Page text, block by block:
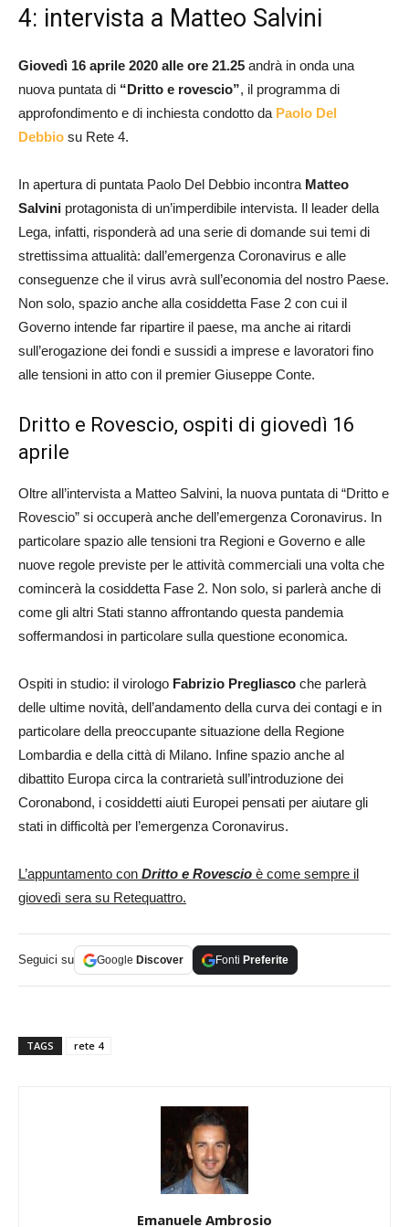
4: intervista a Matteo Salvini
Giovedì 16 aprile 2020 alle ore 21.25 andrà in onda una
nuova puntata di “Dritto e rovescio”, il programma di
approfondimento e di inchiesta condotto da Paolo Del
Debbio su Rete 4.
In apertura di puntata Paolo Del Debbio incontra Matteo
Salvini protagonista di un’imperdibile intervista. Il leader della
Lega, infatti, risponderà ad una serie di domande sui temi di
strettissima attualità: dall’emergenza Coronavirus e alle
conseguenze che il virus avrà sull’economia del nostro Paese.
Non solo, spazio anche alla cosiddetta Fase 2 con cui il
Governo intende far ripartire il paese, ma anche ai ritardi
sull’erogazione dei fondi e sussidi a imprese e lavoratori fino
alle tensioni in atto con il premier Giuseppe Conte.
Dritto e Rovescio, ospiti di giovedì 16
aprile
Oltre all’intervista a Matteo Salvini, la nuova puntata di “Dritto e
Rovescio” si occuperà anche dell’emergenza Coronavirus. In
particolare spazio alle tensioni tra Regioni e Governo e alle
nuove regole previste per le attività commerciali una volta che
comincerà la cosiddetta Fase 2. Non solo, si parlerà anche di
come gli altri Stati stanno affrontando questa pandemia
soffermandosi in particolare sulla questione economica.
Ospiti in studio: il virologo Fabrizio Pregliasco che parlerà
delle ultime novità, dell’andamento della curva dei contagi e in
particolare della preoccupante situazione della Regione
Lombardia e della città di Milano. Infine spazio anche al
dibattito Europa circa la contrarietà sull’introduzione dei
Coronabond, i cosiddetti aiuti Europei pensati per aiutare gli
stati in difficoltà per l’emergenza Coronavirus.
L’appuntamento con Dritto e Rovescio è come sempre il
giovedì sera su Retequattro.
Seguici su Google Discover Fonti Preferite
TAGS rete 4
Emanuele Ambrosio